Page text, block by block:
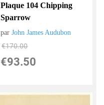
Plaque 104 Chipping
Sparrow
parJohn James Audubon
€170.00
€93.50